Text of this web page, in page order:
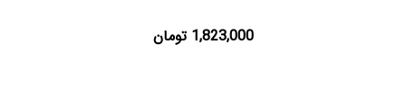
1,823,000 تومان